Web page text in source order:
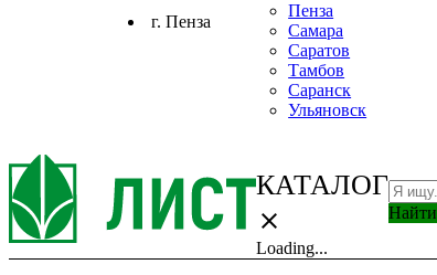
г. Пенза
Пенза
Самара
Саратов
Тамбов
Саранск
Ульяновск
КАТАЛОГ
close
Loading...
Найти